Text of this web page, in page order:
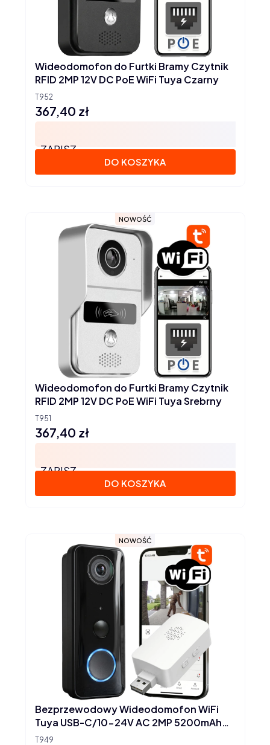
T952
Wideodomofon do Furtki Bramy Czytnik
RFID 2MP 12V DC PoE WiFi Tuya Czarny
Cena
367,40 zł
ZAPISZ
DO KOSZYKA
NOWOŚĆ
T951
Wideodomofon do Furtki Bramy Czytnik
RFID 2MP 12V DC PoE WiFi Tuya Srebrny
Cena
367,40 zł
ZAPISZ
DO KOSZYKA
NOWOŚĆ
T949
Bezprzewodowy Wideodomofon WiFi
Tuya USB-C/10-24V AC 2MP 5200mAh
IP66 160°